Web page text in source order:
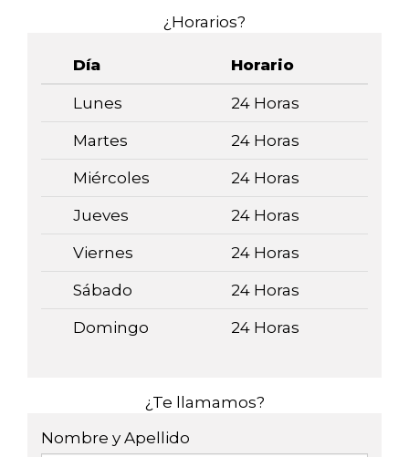
¿Horarios?
Día Horario
Lunes 24 Horas
Martes 24 Horas
Miércoles 24 Horas
Jueves 24 Horas
Viernes 24 Horas
Sábado 24 Horas
Domingo 24 Horas
¿Te llamamos?
Nombre y Apellido